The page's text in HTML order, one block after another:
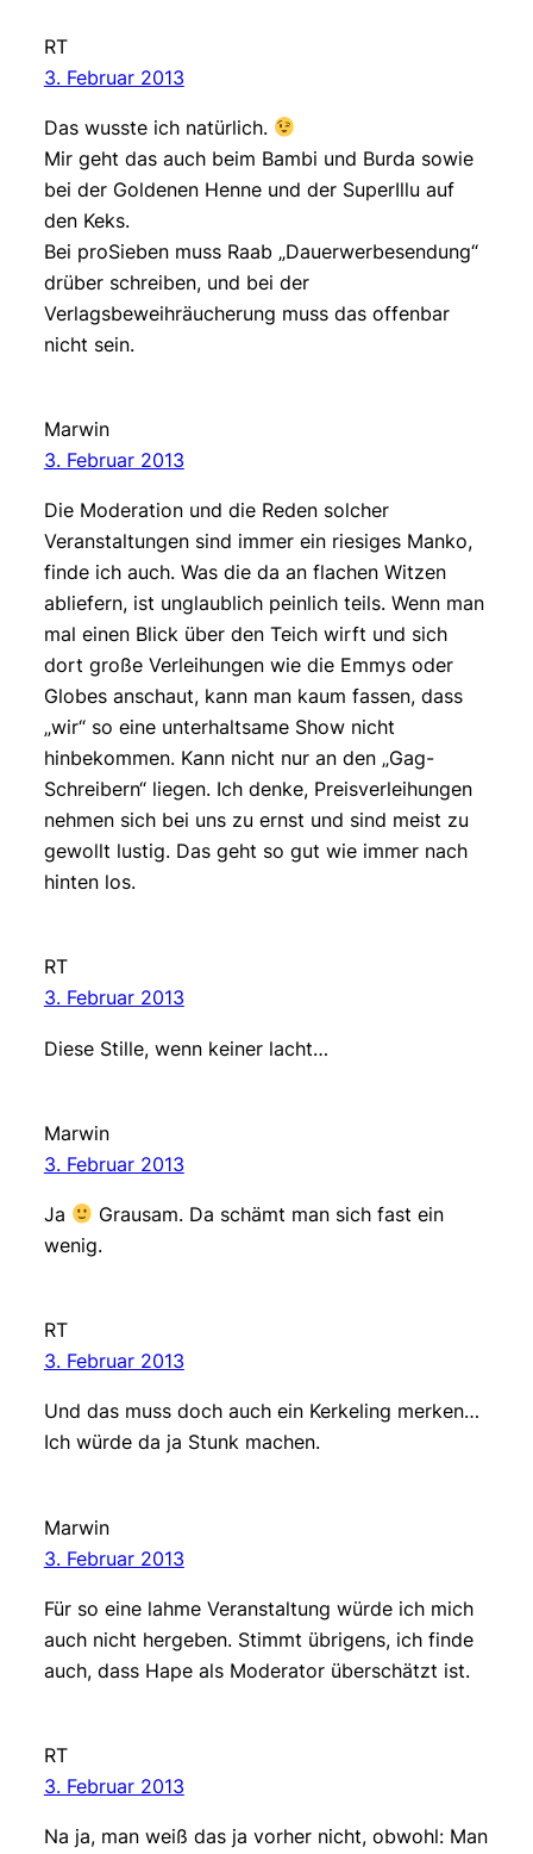
RT
3. Februar 2013
Das wusste ich natürlich.
Mir geht das auch beim Bambi und Burda sowie
bei der Goldenen Henne und der SuperIllu auf
den Keks.
Bei proSieben muss Raab „Dauerwerbesendung“
drüber schreiben, und bei der
Verlagsbeweihräucherung muss das offenbar
nicht sein.
Marwin
3. Februar 2013
Die Moderation und die Reden solcher
Veranstaltungen sind immer ein riesiges Manko,
finde ich auch. Was die da an flachen Witzen
abliefern, ist unglaublich peinlich teils. Wenn man
mal einen Blick über den Teich wirft und sich
dort große Verleihungen wie die Emmys oder
Globes anschaut, kann man kaum fassen, dass
„wir“ so eine unterhaltsame Show nicht
hinbekommen. Kann nicht nur an den „Gag-
Schreibern“ liegen. Ich denke, Preisverleihungen
nehmen sich bei uns zu ernst und sind meist zu
gewollt lustig. Das geht so gut wie immer nach
hinten los.
RT
3. Februar 2013
Diese Stille, wenn keiner lacht…
Marwin
3. Februar 2013
Ja
Grausam. Da schämt man sich fast ein
wenig.
RT
3. Februar 2013
Und das muss doch auch ein Kerkeling merken…
Ich würde da ja Stunk machen.
Marwin
3. Februar 2013
Für so eine lahme Veranstaltung würde ich mich
auch nicht hergeben. Stimmt übrigens, ich finde
auch, dass Hape als Moderator überschätzt ist.
RT
3. Februar 2013
Na ja, man weiß das ja vorher nicht, obwohl: Man